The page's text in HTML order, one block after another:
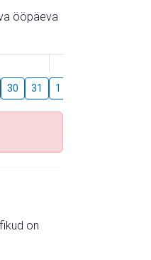
ööpäeva
30 31 1
on